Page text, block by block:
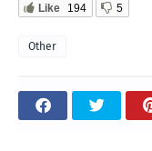
Like 194 5
Other